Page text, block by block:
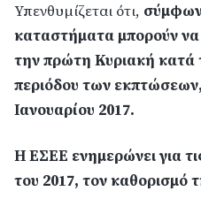
Υπενθυμίζεται ότι,
καταστήματα μπορούν να
την πρώτη Κυριακή κατά
περιόδου των
Ιανουαρίου 2017.
Η ΕΣΕΕ ενημερώνει για
του 2017, τον καθορισμό